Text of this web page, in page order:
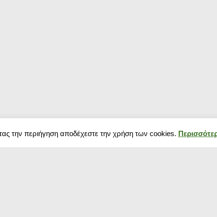
την περιήγηση αποδέχεστε την χρήση των cookies.